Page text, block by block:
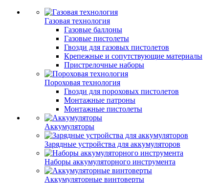
Газовая технология
Газовые баллоны
Газовые пистолеты
Гвозди для газовых пистолетов
Крепежные и сопутствующие материалы
Пристрелочные наборы
Пороховая технология
Гвозди для пороховых пистолетов
Монтажные патроны
Монтажные пистолеты
Аккумуляторы
Зарядные устройства для аккумуляторов
Наборы аккумуляторного инструмента
Аккумуляторные винтоверты